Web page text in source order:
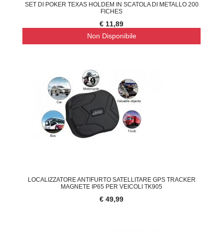
SET DI POKER TEXAS HOLDEM IN SCATOLA DI METALLO 200
FICHES
€ 11,89
Non Disponibile
LOCALIZZATORE ANTIFURTO SATELLITARE GPS TRACKER
MAGNETE IP65 PER VEICOLI TK905
€ 49,99